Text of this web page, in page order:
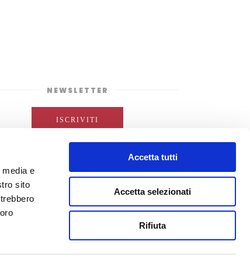
e
sito
Accetta tutti
Accetta selezionati
Rifiuta
NEWSLETTER
ISCRIVITI